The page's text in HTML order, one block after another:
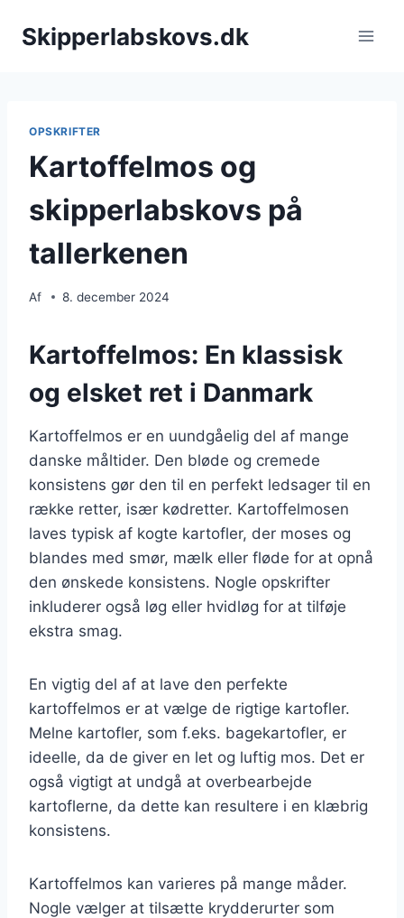
Skipperlabskovs.dk
OPSKRIFTER
Kartoffelmos og
skipperlabskovs på
tallerkenen
Af 8. december 2024
Kartoffelmos: En klassisk
og elsket ret i Danmark
Kartoffelmos er en uundgåelig del af mange
danske måltider. Den bløde og cremede
konsistens gør den til en perfekt ledsager til en
række retter, især kødretter. Kartoffelmosen
laves typisk af kogte kartofler, der moses og
blandes med smør, mælk eller fløde for at opnå
den ønskede konsistens. Nogle opskrifter
inkluderer også løg eller hvidløg for at tilføje
ekstra smag.
En vigtig del af at lave den perfekte
kartoffelmos er at vælge de rigtige kartofler.
Melne kartofler, som f.eks. bagekartofler, er
ideelle, da de giver en let og luftig mos. Det er
også vigtigt at undgå at overbearbejde
kartoflerne, da dette kan resultere i en klæbrig
konsistens.
Kartoffelmos kan varieres på mange måder.
Nogle vælger at tilsætte krydderurter som